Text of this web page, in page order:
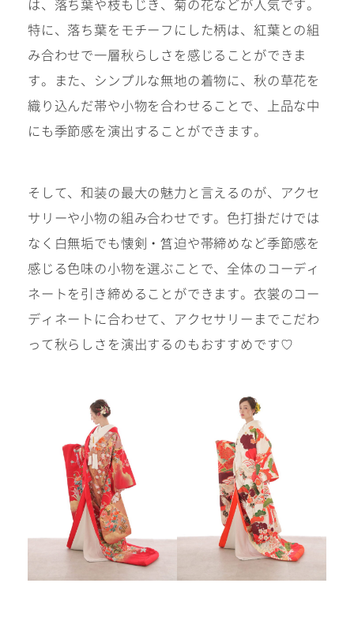
特に、落ち葉をモチーフにした柄は、紅葉との組
み合わせで一層秋らしさを感じることができま
す。また、シンプルな無地の着物に、秋の草花を
織り込んだ帯や小物を合わせることで、上品な中
にも季節感を演出することができます。
そして、和装の最大の魅力と言えるのが、アクセ
サリーや小物の組み合わせです。色打掛だけでは
なく白無垢でも懐剣・筥迫や帯締めなど季節感を
感じる色味の小物を選ぶことで、全体のコーディ
ネートを引き締めることができます。衣裳のコー
ディネートに合わせて、アクセサリーまでこだわ
って秋らしさを演出するのもおすすめです♡